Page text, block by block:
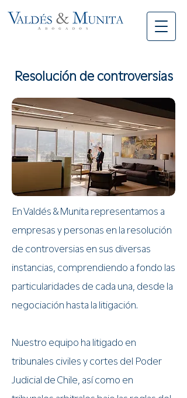
Resolución de controversias
En Valdés & Munita representamos a
empresas y personas en la resolución
de controversias en sus diversas
instancias, comprendiendo a fondo las
particularidades de cada una, desde la
negociación hasta la litigación.
Nuestro equipo ha litigado en
tribunales civiles y cortes del Poder
Judicial de Chile, así como en